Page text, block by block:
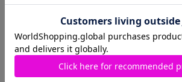
特集
ランキング
コーディネート